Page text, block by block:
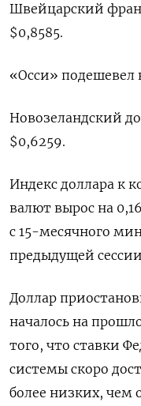
Швейцарский
$0,8585​.
«Осси» подешевел
Новозеландский
$0,6259​.
Индекс доллара к
валют вырос на
с 15-месячного
предыдущей
Доллар
началось на
того, что ставки
системы скоро
более низких,